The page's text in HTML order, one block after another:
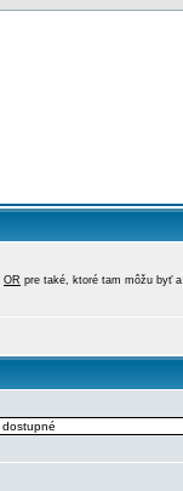
OR pre také, ktoré tam môžu byť a